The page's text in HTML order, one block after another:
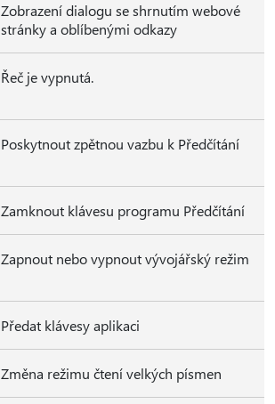
Zobrazení dialogu se shrnutím webové
stránky a oblíbenými odkazy
Řeč je vypnutá.
Poskytnout zpětnou vazbu k Předčítání
Zamknout klávesu programu Předčítání
Zapnout nebo vypnout vývojářský režim
Předat klávesy aplikaci
Změna režimu čtení velkých písmen